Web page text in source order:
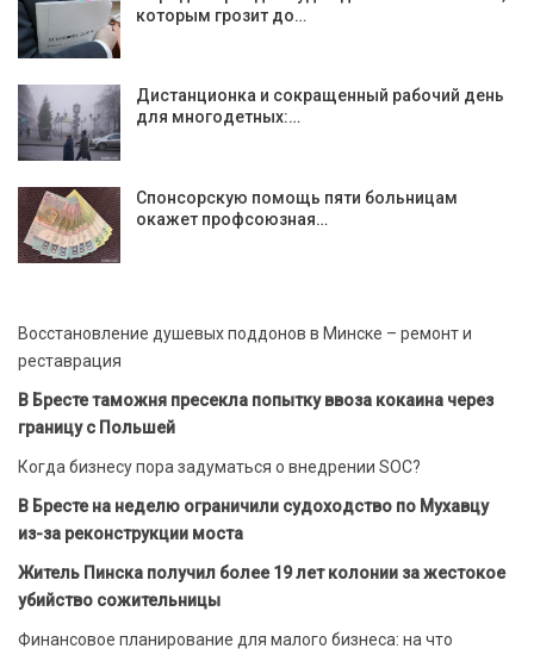
которым грозит до…
Дистанционка и сокращенный рабочий день
для многодетных:…
Спонсорскую помощь пяти больницам
окажет профсоюзная…
Восстановление душевых поддонов в Минске – ремонт и
реставрация
В Бресте таможня пресекла попытку ввоза кокаина через
границу с Польшей
Когда бизнесу пора задуматься о внедрении SOC?
В Бресте на неделю ограничили судоходство по Мухавцу
из-за реконструкции моста
Житель Пинска получил более 19 лет колонии за жестокое
убийство сожительницы
Финансовое планирование для малого бизнеса: на что